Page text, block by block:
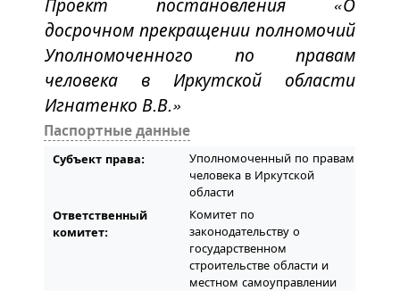
досрочном прекращении полномочий
Уполномоченного по правам
человека в Иркутской области
Игнатенко В.В.»
Паспортные данные
Субъект права:
Уполномоченный по правам
человека в Иркутской
области
Ответственный
комитет:
Комитет по
законодательству о
государственном
строительстве области и
местном самоуправлении